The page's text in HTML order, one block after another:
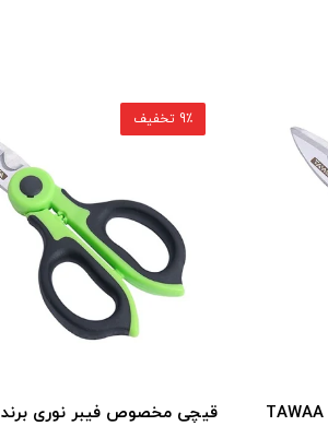
قیچی مخصوص فیبر نوری برند TAWAA
9٪ تخفیف